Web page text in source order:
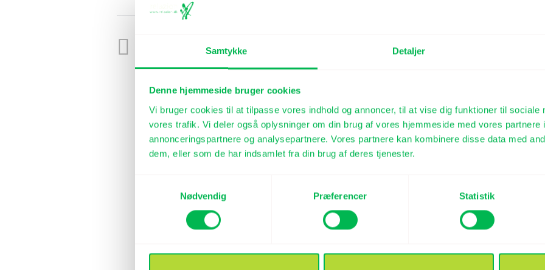
Samtykke Detaljer
Denne hjemmeside bruger cookies
Vi bruger cookies til at tilpasse vores indhold og annoncer, til at vise dig funktioner til sociale
vores trafik. Vi deler også oplysninger om din brug af vores hjemmeside med vores partnere
annonceringspartnere og analysepartnere. Vores partnere kan kombinere disse data med
dem, eller som de har indsamlet fra din brug af deres tjenester.
Nødvendig
Præferencer Statistik
Inspiration fra relazion om forandringer,
at give slip og bestyrelser
Partnerskaber i virksomheden